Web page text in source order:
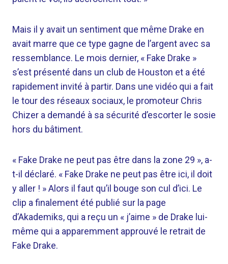
Mais il y avait un sentiment que même Drake en
avait marre que ce type gagne de l’argent avec sa
ressemblance. Le mois dernier, « Fake Drake »
s’est présenté dans un club de Houston et a été
rapidement invité à partir. Dans une vidéo qui a fait
le tour des réseaux sociaux, le promoteur Chris
Chizer a demandé à sa sécurité d’escorter le sosie
hors du bâtiment.
« Fake Drake ne peut pas être dans la zone 29 », a-
t-il déclaré. « Fake Drake ne peut pas être ici, il doit
y aller ! » Alors il faut qu’il bouge son cul d’ici. Le
clip a finalement été publié sur la page
d’Akademiks, qui a reçu un « j’aime » de Drake lui-
même qui a apparemment approuvé le retrait de
Fake Drake.